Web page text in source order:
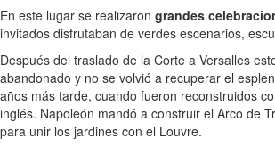
En este lugar se realizaron grandes
invitados disfrutaban de verdes escenarios,
Después del traslado de la Corte a Versalles
abandonado y no se volvió a recuperar el
años más tarde, cuando fueron reconstruidos
inglés. Napoleón mandó a construir el Arco de
para unir los jardines con el Louvre.